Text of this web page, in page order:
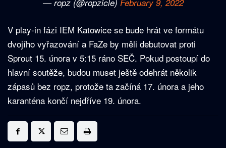
— ropz (@ropzicle) February 9, 2022
V play-in fázi IEM Katowice se bude hrát ve formátu
dvojího vyřazování a FaZe by měli debutovat proti
Sprout 15. února v 5:15 ráno SEČ. Pokud postoupí do
hlavní soutěže, budou muset ještě odehrát několik
zápasů bez ropz, protože ta začíná 17. února a jeho
karanténa končí nejdříve 19. února.